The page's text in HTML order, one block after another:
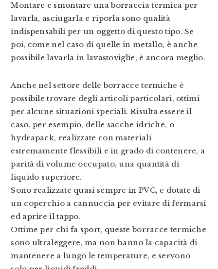
Montare e smontare una borraccia termica per
lavarla, asciugarla e riporla sono qualità
indispensabili per un oggetto di questo tipo. Se
poi, come nel caso di quelle in metallo, è anche
possibile lavarla in lavastoviglie, è ancora meglio.
Anche nel settore delle borracce termiche è
possibile trovare degli articoli particolari, ottimi
per alcune situazioni speciali. Risulta essere il
caso, per esempio, delle sacche idriche, o
hydrapack, realizzate con materiali
estremamente flessibili e in grado di contenere, a
parità di volume occupato, una quantità di
liquido superiore.
Sono realizzate quasi sempre in PVC, e dotate di
un coperchio a cannuccia per evitare di fermarsi
ed aprire il tappo.
Ottime per chi fa sport, queste borracce termiche
sono ultraleggere, ma non hanno la capacità di
mantenere a lungo le temperature, e servono